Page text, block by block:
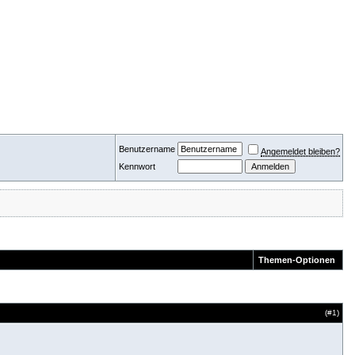
Benutzername
Angemeldet bleiben?
Kennwort
Themen-Optionen
(#1)